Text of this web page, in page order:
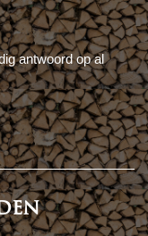
antwoord op al